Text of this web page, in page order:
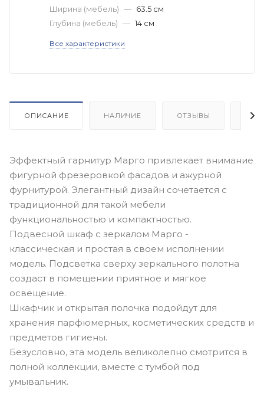
Ширина (мебель) — 63.5 см
Глубина (мебель) — 14 см
Все характеристики
ОПИСАНИЕ НАЛИЧИЕ ОТЗЫВЫ
Эффектный гарнитур Марго привлекает внимание
фигурной фрезеровкой фасадов и ажурной
фурнитурой. Элегантный дизайн сочетается с
традиционной для такой мебели
функциональностью и компактностью.
Подвесной шкаф с зеркалом Марго -
классическая и простая в своем исполнении
модель. Подсветка сверху зеркального полотна
создаст в помещении приятное и мягкое
освещение.
Шкафчик и открытая полочка подойдут для
хранения парфюмерных, косметических средств и
предметов гигиены.
Безусловно, эта модель великолепно смотрится в
полной коллекции, вместе с тумбой под
умывальник.